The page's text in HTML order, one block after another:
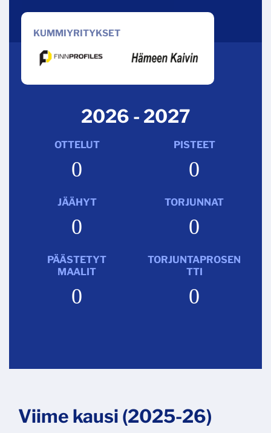
KUMMIYRITYKSET
2026 - 2027
OTTELUT
0
PISTEET
0
JÄÄHYT
0
TORJUNNAT
0
PÄÄSTETYT
MAALIT
0
TORJUNTAPROSEN
TTI
0
Viime kausi (2025-26)